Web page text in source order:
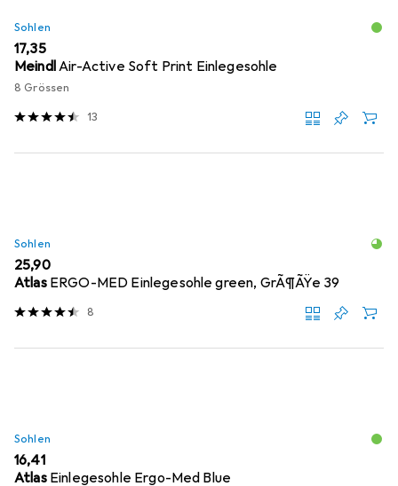
Sohlen
EUR
17,35
MeindlAir-Active Soft Print Einlegesohle
8 Grössen
13
Sohlen
EUR
25,90
Atlas ERGO-MED Einlegesohle green, GrÃ¶ÃŸe 39
8
Sohlen
EUR
16,41
Atlas Einlegesohle Ergo-Med Blue